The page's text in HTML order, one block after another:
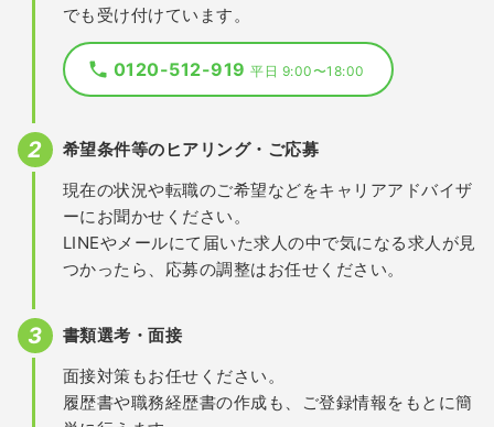
でも受け付けています。
0120-512-919平日 9:00〜18:00
希望条件等のヒアリング・ご応募
現在の状況や転職のご希望などをキャリアアドバイザ
ーにお聞かせください。
LINEやメールにて届いた求人の中で気になる求人が見
つかったら、応募の調整はお任せください。
書類選考・面接
面接対策もお任せください。
履歴書や職務経歴書の作成も、ご登録情報をもとに簡